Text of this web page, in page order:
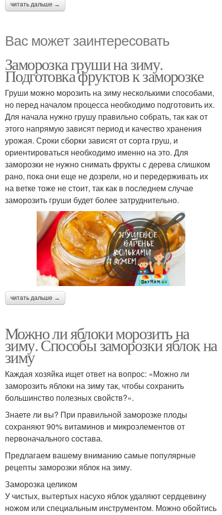
читать дальше →
Вас может заинтересовать
Заморозка груши на зиму.
Подготовка фруктов к заморозке
Груши можно морозить на зиму несколькими способами,
но перед началом процесса необходимо подготовить их.
Для начала нужно грушу правильно собрать, так как от
этого напрямую зависят период и качество хранения
урожая. Сроки сборки зависят от сорта груш, и
ориентироваться необходимо именно на это. Для
заморозки не нужно снимать фрукты с дерева слишком
рано, пока они еще не дозрели, но и передерживать их
на ветке тоже не стоит, так как в последнем случае
заморозить груши будет более затруднительно.
читать дальше →
Можно ли яблоки морозить на
зиму. Способы заморозки яблок на
зиму
Каждая хозяйка ищет ответ на вопрос: «Можно ли
заморозить яблоки на зиму так, чтобы сохранить
большинство полезных свойств?».
Знаете ли вы? При правильной заморозке плоды
сохраняют 90% витаминов и микроэлементов от
первоначального состава.
Предлагаем вашему вниманию самые популярные
рецепты заморозки яблок на зиму.
Заморозка целиком
У чистых, вытертых насухо яблок удаляют сердцевину
ножом или специальным инструментом. Можно обойтись